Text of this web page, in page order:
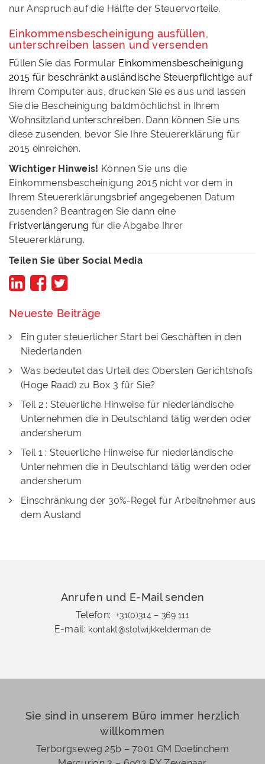
nur Anspruch auf die Hälfte der Steuervorteile.
Einkommensbescheinigung ausfüllen,
unterschreiben lassen und versenden
Füllen Sie das Formular Einkommensbescheinigung
2015 für beschränkt ausländische Steuerpflichtige auf
Ihrem Computer aus, drucken Sie es aus und lassen
Sie die Bescheinigung baldmöchlichst in Ihrem
Wohnsitzland unterschreiben. Dann können Sie uns
diese zusenden, bevor Sie Ihre Steuererklärung für
2015 einreichen.
Wichtiger Hinweis! Können Sie uns die
Einkommensbescheinigung 2015 nicht vor dem in
Ihrem Steuererklärungsbrief angegebenen Datum
zusenden? Beantragen Sie dann eine
Fristverlängerung für die Abgabe Ihrer
Steuererklärung.
Teilen Sie über Social Media
Neueste Beiträge
Ein guter steuerlicher Start bei Geschäften in den
Niederlanden
Was bedeutet das Urteil des Obersten Gerichtshofs
(Hoge Raad) zu Box 3 für Sie?
Teil 2 : Steuerliche Hinweise für niederländische
Unternehmen die in Deutschland tätig werden oder
andersherum
Teil 1 : Steuerliche Hinweise für niederländische
Unternehmen die in Deutschland tätig werden oder
andersherum
Einschränkung der 30%-Regel für Arbeitnehmer aus
dem Ausland
Anrufen und E-Mail senden
Telefon: +31(0)314 – 369 111
E-mail: kontakt@stolwijkkelderman.de
Sie sind in unserem Büro immer herzlich
willkommen
Terborgseweg 25b – 7001 GM Doetinchem